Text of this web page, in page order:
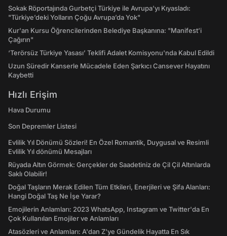
Sokak Röportajında Gurbetçi Türkiye ile Avrupa'yı Kıyasladı:
"Türkiye’deki Yolların Çoğu Avrupa’da Yok"
Kur'an Kursu Öğrencilerinden Belediye Başkanına: "Manifest’i
Çağırın"
‘Terörsüz Türkiye Yasası’ Teklifi Adalet Komisyonu'nda Kabul Edildi
Uzun Süredir Kanserle Mücadele Eden Şarkıcı Cansever Hayatını
Kaybetti
Hızlı Erişim
Hava Durumu
Son Depremler Listesi
Evlilik Yıl Dönümü Sözleri! En Özel Romantik, Duygusal ve Resimli
Evlilik Yıl dönümü Mesajları
Rüyada Altın Görmek: Gerçekler de Saadetiniz de Çil Çil Altınlarda
Saklı Olabilir!
Doğal Taşların Merak Edilen Tüm Etkileri, Enerjileri ve Şifa Alanları:
Hangi Doğal Taş Ne İşe Yarar?
Emojilerin Anlamları: 2023 WhatsApp, Instagram ve Twitter'da En
Çok Kullanılan Emojiler ve Anlamları
Atasözleri ve Anlamları: A'dan Z'ye Gündelik Hayatta En Sık